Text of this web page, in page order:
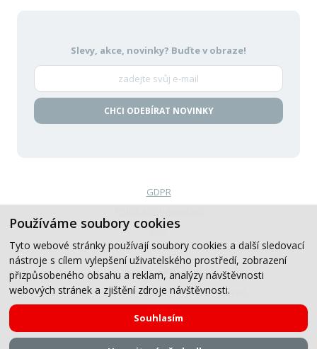
Používáme soubory cookies
Tyto webové stránky používají soubory cookies a další sledovací
nástroje s cílem vylepšení uživatelského prostředí, zobrazení
přizpůsobeného obsahu a reklam, analýzy návštěvnosti
webových stránek a zjištění zdroje návštěvnosti.
Souhlasím
Slevy, akce, novinky? Buďte v obraze!
CHCI ODEBÍRAT NOVINKY
© 2019-2026, CB Auto, All Rights Reserved.
GDPR
VOP
Created by